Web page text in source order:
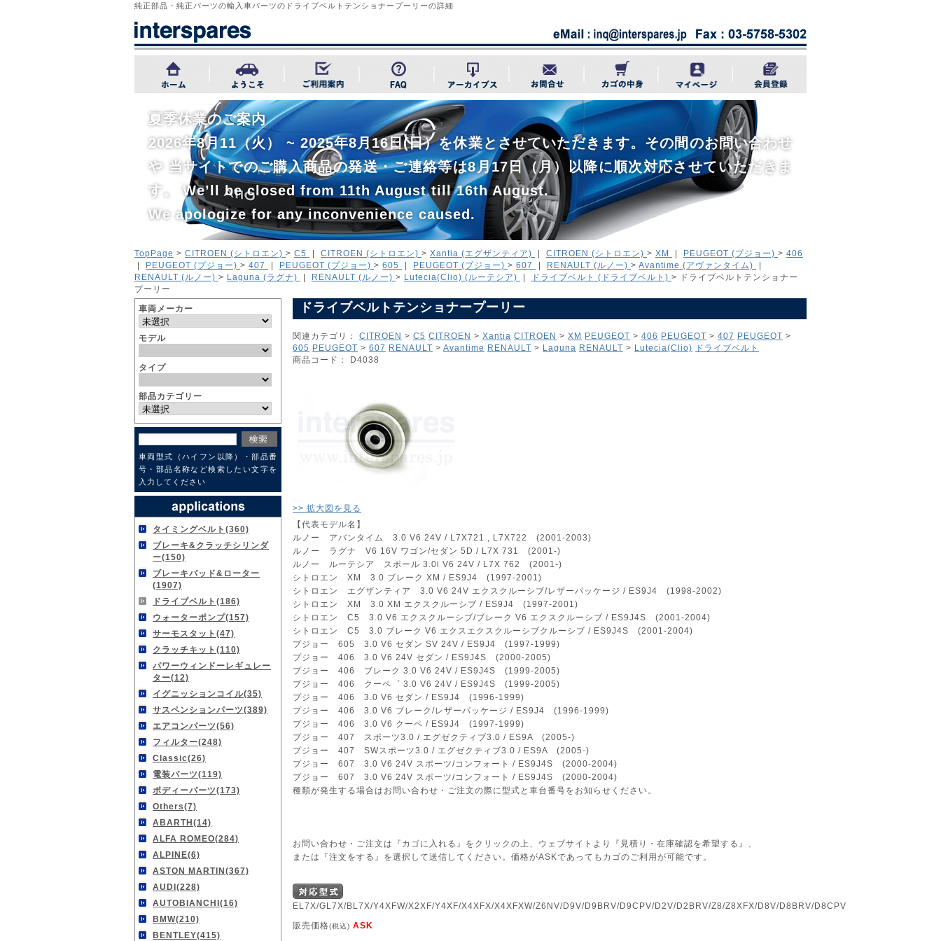
純正部品・純正パーツの輸入車パーツのドライブベルトテンショナープーリーの詳細
夏季休業のご案内
2026年8月11（火） ~ 2025年8月16日(日）を休業とさせていただきます。その間のお問い合わせ
や 当サイトでのご購入商品の発送・ご連絡等は8月17日（月）以降に順次対応させていただきま
す。 We’ll be closed from 11th August till 16th August.
We apologize for any inconvenience caused.
TopPage > CITROEN (シトロエン) > C5 | CITROEN (シトロエン) > Xantia (エグザンティア) | CITROEN (シトロエン) > XM | PEUGEOT (プジョー) > 406
| PEUGEOT (プジョー) > 407 | PEUGEOT (プジョー) > 605 | PEUGEOT (プジョー) > 607 | RENAULT (ルノー) > Avantime (アヴァンタイム)
|
RENAULT (ルノー) > Laguna (ラグナ) | RENAULT (ルノー) > Lutecia(Clio) (ルーテシア) | ドライブベルト (ドライブベルト) > ドライブベルトテンショナー
プーリー
車両メーカー
モデル
タイプ
部品カテゴリー
車両型式（ハイフン以降）・部品番
号・部品名称など検索したい文字を
入力してください
タイミングベルト(360)
ブレーキ&クラッチシリンダ
ー(150)
ブレーキパッド&ローター
(1907)
ドライブベルト(186)
ウォーターポンプ(157)
サーモスタット(47)
クラッチキット(110)
パワーウィンドーレギュレー
ター(12)
イグニッションコイル(35)
サスペンションパーツ(389)
エアコンパーツ(56)
フィルター(248)
Classic(26)
電装パーツ(119)
ボディーパーツ(173)
Others(7)
ABARTH(14)
ALFA ROMEO(284)
ALPINE(6)
ASTON MARTIN(367)
AUDI(228)
AUTOBIANCHI(16)
BMW(210)
BENTLEY(415)
ドライブベルトテンショナープーリー
関連カテゴリ： CITROEN > C5 CITROEN > Xantia CITROEN > XM PEUGEOT > 406 PEUGEOT > 407 PEUGEOT >
605 PEUGEOT > 607 RENAULT > Avantime RENAULT > Laguna RENAULT > Lutecia(Clio)
ドライブベルト
商品コード： D4038
>> 拡大図を見る
【代表モデル名】
ルノー アバンタイム 3.0 V6 24V / L7X721 , L7X722 (2001-2003)
ルノー ラグナ V6 16V ワゴン/セダン 5D / L7X 731 (2001-)
ルノー ルーテシア スポール 3.0i V6 24V / L7X 762 (2001-)
シトロエン XM 3.0 ブレーク XM / ES9J4 (1997-2001)
シトロエン エグザンティア 3.0 V6 24V エクスクルーシブ/レザーパッケージ / ES9J4 (1998-2002)
シトロエン XM 3.0 XM エクスクルーシブ / ES9J4 (1997-2001)
シトロエン C5 3.0 V6 エクスクルーシブ/ブレーク V6 エクスクルーシブ / ES9J4S (2001-2004)
シトロエン C5 3.0 ブレーク V6 エクスエクスクルーシブクルーシブ / ES9J4S (2001-2004)
プジョー 605 3.0 V6 セダン SV 24V / ES9J4 (1997-1999)
プジョー 406 3.0 V6 24V セダン / ES9J4S (2000-2005)
プジョー 406 ブレーク 3.0 V6 24V / ES9J4S (1999-2005)
プジョー 406 クーペ゜ 3.0 V6 24V / ES9J4S (1999-2005)
プジョー 406 3.0 V6 セダン / ES9J4 (1996-1999)
プジョー 406 3.0 V6 ブレーク/レザーパッケージ / ES9J4 (1996-1999)
プジョー 406 3.0 V6 クーペ / ES9J4 (1997-1999)
プジョー 407 スポーツ3.0 / エグゼクティブ3.0 / ES9A (2005-)
プジョー 407 SWスポーツ3.0 / エグゼクティブ3.0 / ES9A (2005-)
プジョー 607 3.0 V6 24V スポーツ/コンフォート / ES9J4S (2000-2004)
プジョー 607 3.0 V6 24V スポーツ/コンフォート / ES9J4S (2000-2004)
種類が発生する場合はお問い合わせ・ご注文の際に型式と車台番号をお知らせください。
お問い合わせ・ご注文は『カゴに入れる』をクリックの上、ウェブサイトより『見積り・在庫確認を希望する』、
または『注文をする』を選択して送信してください。価格がASKであってもカゴのご利用が可能です。
EL7X/GL7X/BL7X/Y4XFW/X2XF/Y4XF/X4XFX/X4XFXW/Z6NV/D9V/D9BRV/D9CPV/D2V/D2BRV/Z8/Z8XFX/D8V/D8BRV/D8CPV
販売価格(税込) ASK